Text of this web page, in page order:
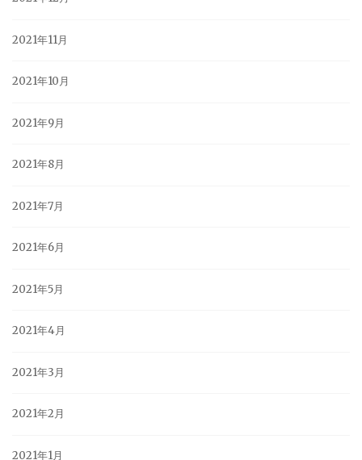
2021年11月
2021年10月
2021年9月
2021年8月
2021年7月
2021年6月
2021年5月
2021年4月
2021年3月
2021年2月
2021年1月